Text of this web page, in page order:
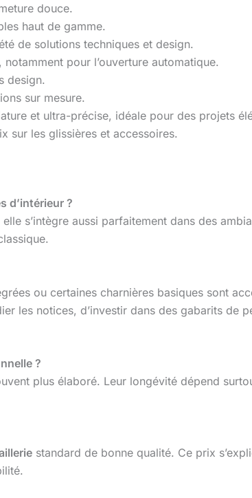
douce.
haut de gamme.
de solutions techniques et design.
pour l’ouverture automatique.
design.
sur mesure.
et ultra-précise, idéale pour des projets
sur les glissières et accessoires.
d’intérieur ?
s’intègre aussi parfaitement dans des
ou certaines charnières basiques sont
les notices, d’investir dans des gabarits de
?
plus élaboré. Leur longévité dépend
standard de bonne qualité. Ce prix